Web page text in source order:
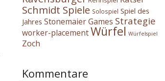
Schmidt Spiele Solospiel Spiel des
Jahres Stonemaier Games Strategie
worker-placementWürfel Würfelspiel
Zoch
Kommentare